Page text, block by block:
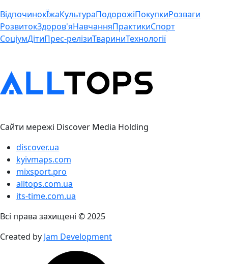
ВідпочинокЇжаКультураПодорожіПокупкиРозваги
РозвитокЗдоров'яНавчанняПрактикиСпорт
СоціумДітиПрес-релізиТвариниТехнології
Сайти мережі Discover Media Holding
discover.ua
kyivmaps.com
mixsport.pro
alltops.com.ua
its-time.com.ua
Всі права захищені © 2025
Created by Jam Development